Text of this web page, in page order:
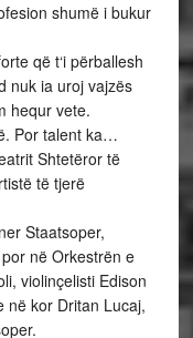
shumë i bukur
që t‘i përballesh
nuk ia uroj vajzës
hequr vete.
Por talent ka…
Shtetëror të
të tjerë
Staatsoper,
në Orkestrën e
violinçelisti Edison
në kor Dritan Lucaj,